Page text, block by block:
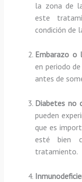
la zona de
este
condición de
Embarazo o
en periodo
antes de
Diabetes no
pueden
que es
esté bien
tratamiento.